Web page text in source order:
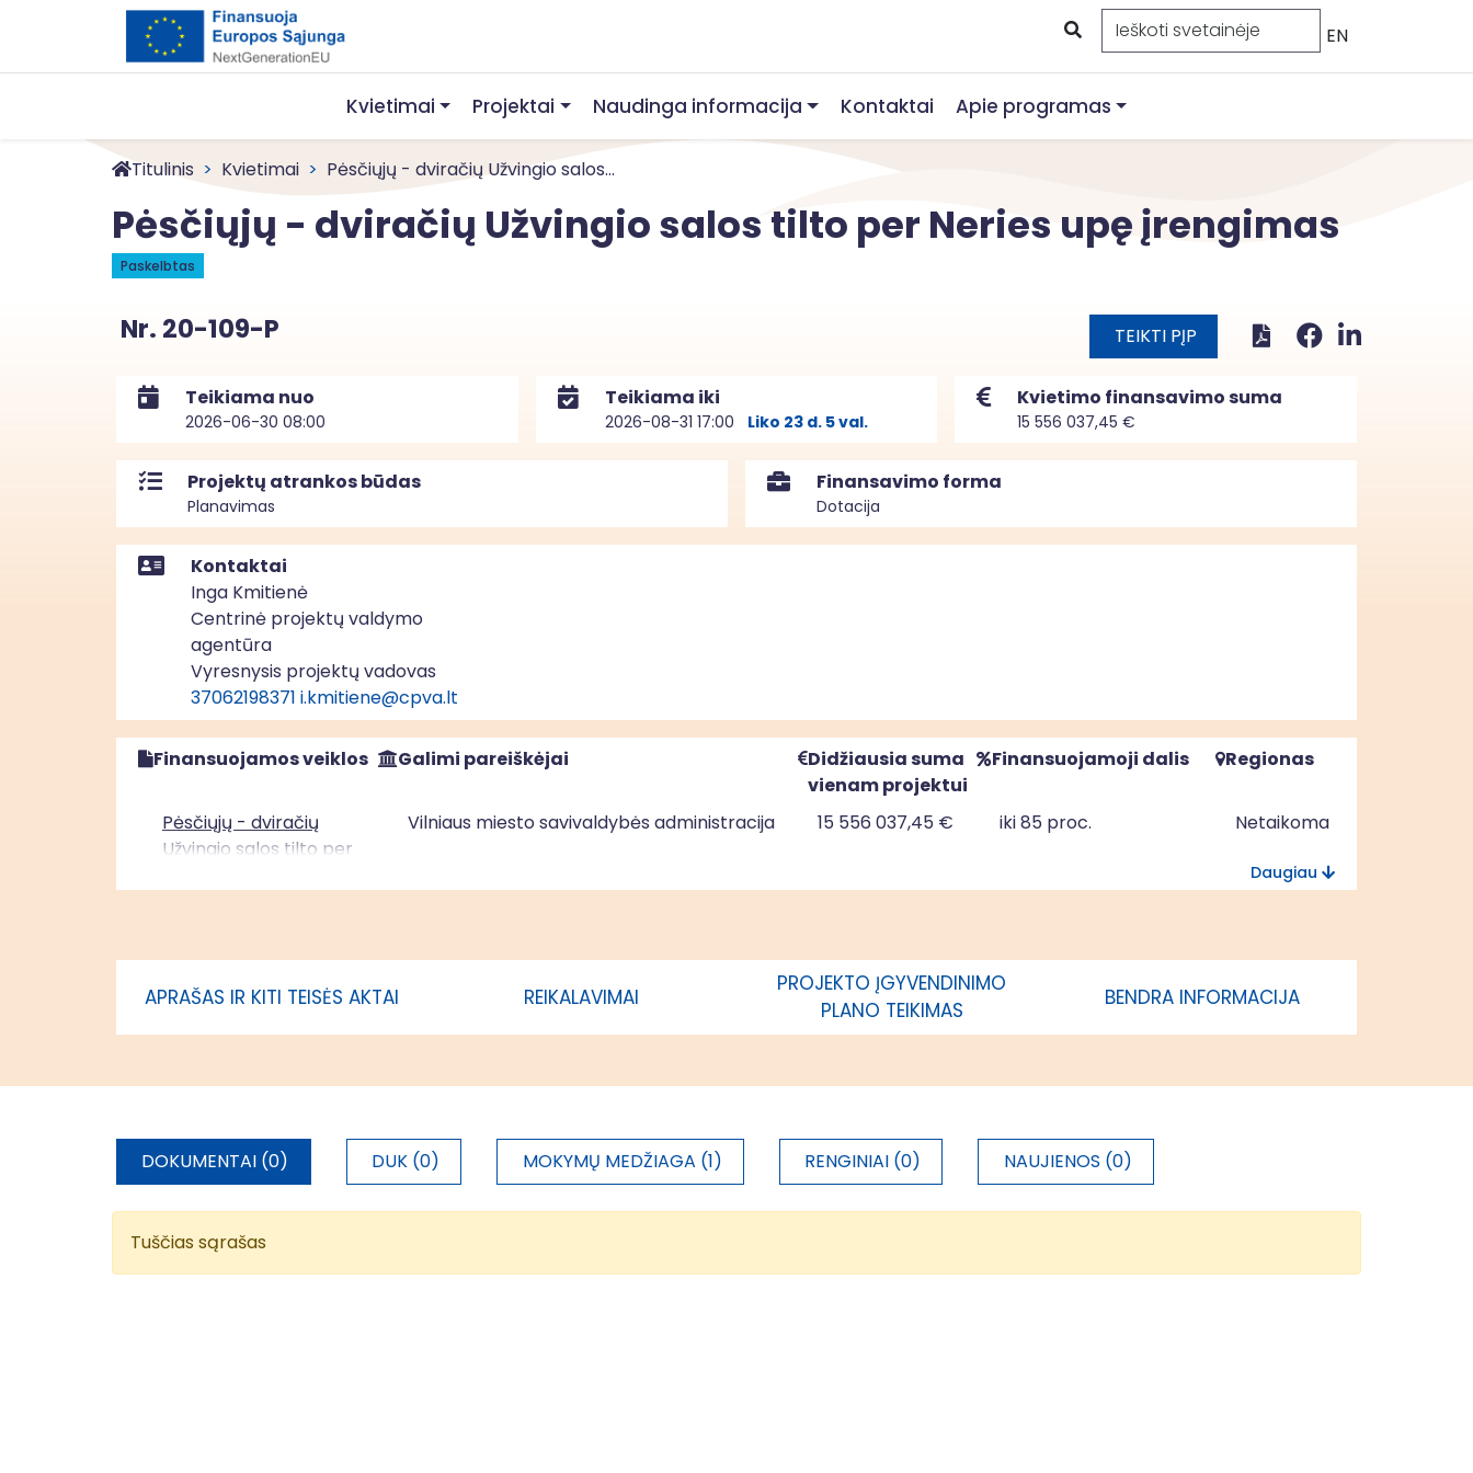
EN
Kvietimai Projektai Naudinga informacija Kontaktai Apie programas
Titulinis Kvietimai Pėsčiųjų - dviračių Užvingio salos...
Pėsčiųjų - dviračių Užvingio salos tilto per Neries upę įrengimas
Paskelbtas
Nr. 20-109-P TEIKTI PĮP
Teikiama nuo
2026-06-30 08:00
Teikiama iki
2026-08-31 17:00 Liko 23 d. 5 val.
Kvietimo finansavimo suma
15 556 037,45 €
Projektų atrankos būdas
Planavimas
Finansavimo forma
Dotacija
Kontaktai
Inga Kmitienė
Centrinė projektų valdymo
agentūra
Vyresnysis projektų vadovas
37062198371 i.kmitiene@cpva.lt
Finansuojamos veiklos Galimi pareiškėjai
Didžiausia suma
vienam projektui
Finansuojamoji dalis Regionas
Pėsčiųjų - dviračių
Užvingio salos tilto per
Vilniaus miesto savivaldybės administracija 15 556 037,45 € iki 85 proc. Netaikoma
Daugiau
APRAŠAS IR KITI TEISĖS AKTAI REIKALAVIMAI
PROJEKTO ĮGYVENDINIMO
PLANO TEIKIMAS
BENDRA INFORMACIJA
DOKUMENTAI (0) DUK (0) MOKYMŲ MEDŽIAGA (1) RENGINIAI (0) NAUJIENOS (0)
Tuščias sąrašas